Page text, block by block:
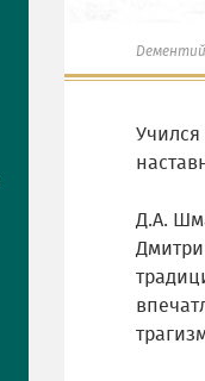
Учился
Д.А.